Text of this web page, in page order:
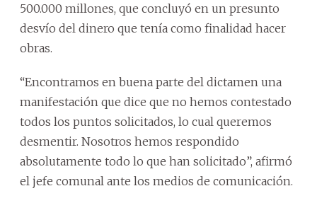
500.000 millones, que concluyó en un presunto
desvío del dinero que tenía como finalidad hacer
obras.
“Encontramos en buena parte del dictamen una
manifestación que dice que no hemos contestado
todos los puntos solicitados, lo cual queremos
desmentir. Nosotros hemos respondido
absolutamente todo lo que han solicitado”, afirmó
el jefe comunal ante los medios de comunicación.